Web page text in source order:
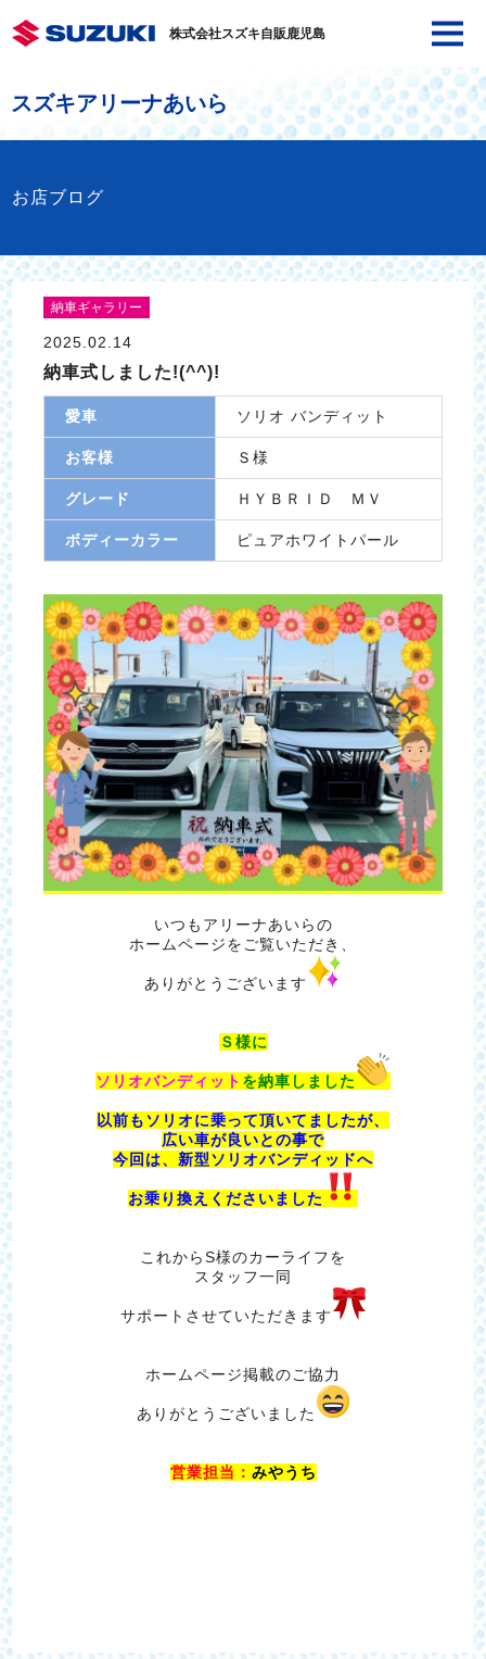
株式会社スズキ自販鹿児島
スズキアリーナあいら
お店ブログ
納車ギャラリー
2025.02.14
納車式しました!(^^)!
愛車 ソリオ バンディット
お客様 Ｓ様
グレード ＨＹＢＲＩＤ ＭＶ
ボディーカラー ピュアホワイトパール
いつもアリーナあいらの
ホームページをご覧いただき、
ありがとうございます
Ｓ様に
ソリオバンディット を納車しました
以前もソリオに乗って頂いてましたが、
広い車が良いとの事で
今回は、新型ソリオバンディッドへ
お乗り換えくださいました
これからS様のカーライフを
スタッフ一同
サポートさせていただきます
ホームページ掲載のご協力
ありがとうございました
営業担当： みやうち